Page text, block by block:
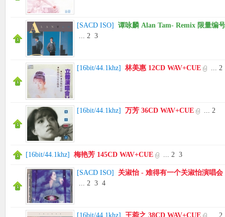
[SACD ISO]
谭咏麟 Alan Tam- Remix 限量编
... 2 3
[16bit/44.1khz] 林美惠 12CD WAV+CUE ... 2
[16bit/44.1khz] 万芳 36CD WAV+CUE ... 2
[16bit/44.1khz] 梅艳芳 145CD WAV+CUE ... 2 3
[SACD ISO]
关淑怡 - 难得有一个关淑怡演唱会
... 2 3 4
[16bit/44.1khz] 王菀之 38CD WAV+CUE 2